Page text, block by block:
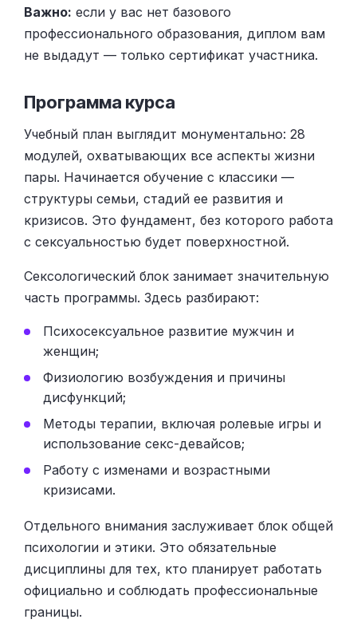
Важно: если у вас нет базового
профессионального образования, диплом вам
не выдадут — только сертификат участника.
Программа курса
Учебный план выглядит монументально: 28
модулей, охватывающих все аспекты жизни
пары. Начинается обучение с классики —
структуры семьи, стадий ее развития и
кризисов. Это фундамент, без которого работа
с сексуальностью будет поверхностной.
Сексологический блок занимает значительную
часть программы. Здесь разбирают:
Психосексуальное развитие мужчин и
женщин;
Физиологию возбуждения и причины
дисфункций;
Методы терапии, включая ролевые игры и
использование секс-девайсов;
Работу с изменами и возрастными
кризисами.
Отдельного внимания заслуживает блок общей
психологии и этики. Это обязательные
дисциплины для тех, кто планирует работать
официально и соблюдать профессиональные
границы.